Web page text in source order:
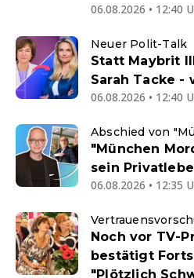
06.08.2026 • 12:40
Neuer Polit-Talk
Statt Maybrit
Sarah Tacke -
06.08.2026 • 12:40
Abschied von
"München
sein
06.08.2026 • 12:35
Noch vor TV-
bestätigt
"Plötzlich